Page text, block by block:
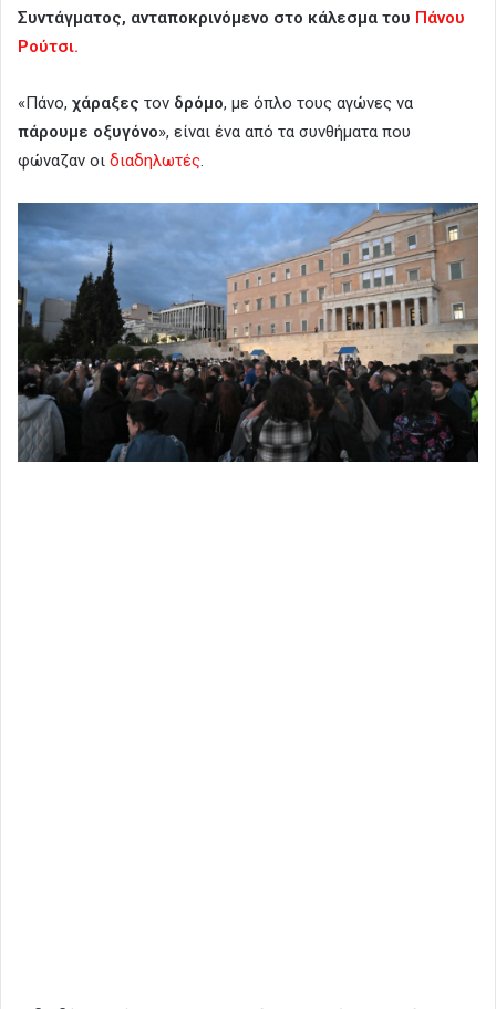
Συντάγματος, ανταποκρινόμενο στο κάλεσμα του Πάνου
Ρούτσι.
«Πάνο, χάραξες τον δρόμο, με όπλο τους αγώνες να
πάρουμε οξυγόνο», είναι ένα από τα συνθήματα που
φώναζαν οι διαδηλωτές.